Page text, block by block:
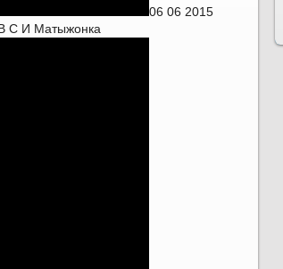
06 06 2015
С И Матыжонка